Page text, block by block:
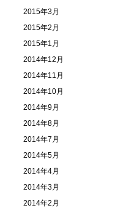
2015年3月
2015年2月
2015年1月
2014年12月
2014年11月
2014年10月
2014年9月
2014年8月
2014年7月
2014年5月
2014年4月
2014年3月
2014年2月